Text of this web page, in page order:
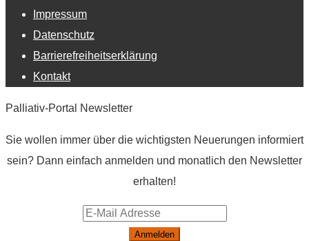
Impressum
Datenschutz
Barrierefreiheitserklärung
Kontakt
Palliativ-Portal Newsletter
Sie wollen immer über die wichtigsten Neuerungen informiert
sein? Dann einfach anmelden und monatlich den Newsletter
erhalten!
Anmelden